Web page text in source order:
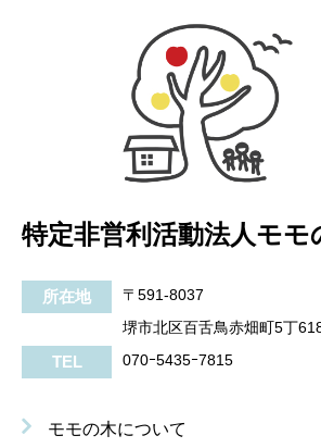
特定非営利活動法人モモ
所在地
〒591-8037
堺市北区百舌鳥赤畑町5丁
TEL 070ｰ5435ｰ7815
モモの木について